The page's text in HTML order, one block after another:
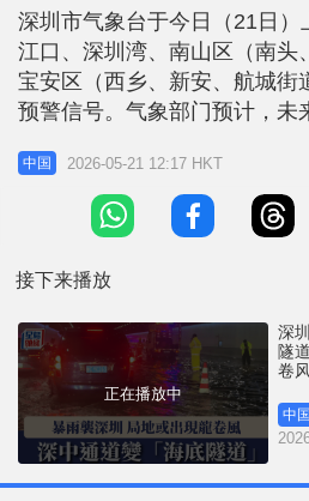
深圳市气象台于今日（21日）
江口、深圳湾、南山区（南头
宝安区（西乡、新安、航城街
预警信号。气象部门预计，未
出现强雷雨天气，伴有短时
局地可能出现龙卷风。 相关
预警生效狂闪电 网民：渣男
闻：全国多地暴雨｜湖北宣恩
中国 2026-05-21 12:17 HKT
接下来播放
正在播放中
深
隧
卷
中国